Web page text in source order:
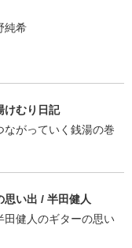
純希
けむり日記
がっていく銭湯の巻
い出 / 半田健人
健人のギターの思い